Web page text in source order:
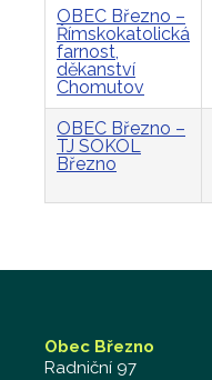
OBEC Březno –
Římskokatolická
farnost,
děkanství
Chomutov
OBEC Březno –
TJ SOKOL
Březno
Obec Březno
Radniční 97